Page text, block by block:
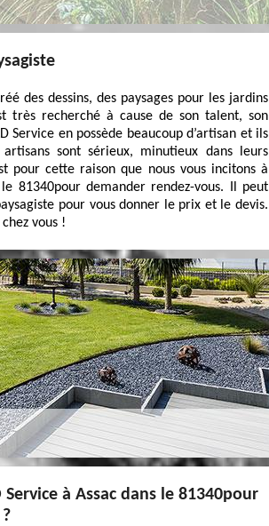
des dessins, des paysages pour les jardins
très recherché à cause de son talent, son
en possède beaucoup d’artisan et ils
sont sérieux, minutieux dans leurs
pour cette raison que nous vous incitons à
81340pour demander rendez-vous. Il peut
pour vous donner le prix et le devis.
vous !
à Assac dans le 81340pour